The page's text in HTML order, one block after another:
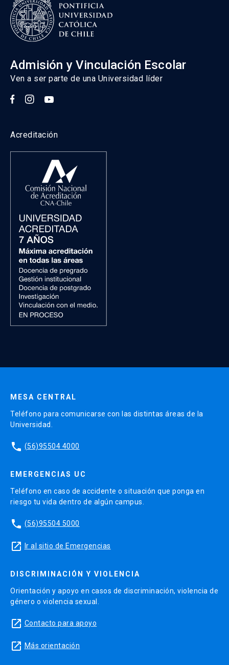
Admisión y Vinculación Escolar
Ven a ser parte de una Universidad líder
Acreditación
MESA CENTRAL
Teléfono para comunicarse con las distintas áreas de la
Universidad.
phone (56)95504 4000
EMERGENCIAS UC
Teléfono en caso de accidente o situación que ponga en
riesgo tu vida dentro de algún campus.
phone (56)95504 5000
launch Ir al sitio de Emergencias
DISCRIMINACIÓN Y VIOLENCIA
Orientación y apoyo en casos de discriminación, violencia de
género o violencia sexual.
launch Contacto para apoyo
launch Más orientación